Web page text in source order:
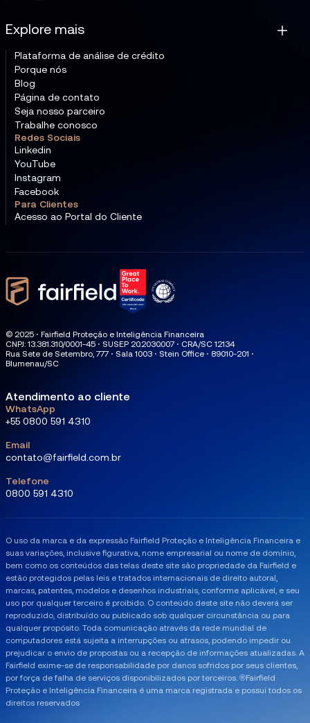
Explore mais
Plataforma de análise de crédito
Porque nós
Blog
Página de contato
Seja nosso parceiro
Trabalhe conosco
Redes Sociais
Linkedin
YouTube
Instagram
Facebook
Para Clientes
Acesso ao Portal do Cliente
© 2025 ⋅ Fairfield Proteção e Inteligência Financeira
CNPJ: 13.381.310/0001-45 ⋅ SUSEP 20.2030.007 ⋅ CRA/SC 12134
Rua Sete de Setembro, 777 ⋅ Sala 1003 ⋅ Stein Office ⋅ 89010-201 ⋅
Blumenau/SC
Atendimento ao cliente
WhatsApp
+55 0800 591 4310
Email
contato@fairfield.com.br
Telefone
0800 591 4310
O uso da marca e da expressão Fairfield Proteção e Inteligência Financeira e
suas variações, inclusive figurativa, nome empresarial ou nome de domínio,
bem como os conteúdos das telas deste site são propriedade da Fairfield e
estão protegidos pelas leis e tratados internacionais de direito autoral,
marcas, patentes, modelos e desenhos industriais, conforme aplicável, e seu
uso por qualquer terceiro é proibido. O conteúdo deste site não deverá ser
reproduzido, distribuído ou publicado sob qualquer circunstância ou para
qualquer propósito. ​Toda comunicação através da rede mundial de
computadores está sujeita a interrupções ou atrasos, podendo impedir ou
prejudicar o envio de propostas ou a recepção de informações atualizadas. A
Fairfield exime-se de responsabilidade por danos sofridos por seus clientes,
por força de falha de serviços disponibilizados por terceiros. ®Fairfield
Proteção e Inteligência Financeira é uma marca registrada e possui todos os
direitos reservados